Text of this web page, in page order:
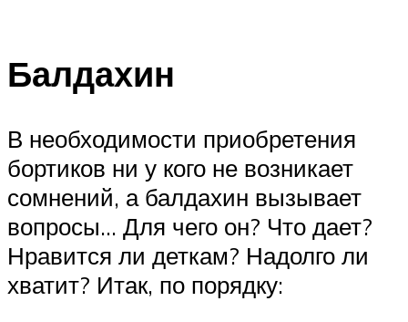
Балдахин
В необходимости приобретения
бортиков ни у кого не возникает
сомнений, а балдахин вызывает
вопросы… Для чего он? Что дает?
Нравится ли деткам? Надолго ли
хватит? Итак, по порядку: